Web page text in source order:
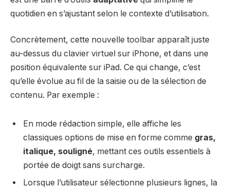
quotidien en s’ajustant selon le contexte d’utilisation.
Concrètement, cette nouvelle toolbar apparaît juste
au-dessus du clavier virtuel sur iPhone, et dans une
position équivalente sur iPad. Ce qui change, c’est
qu’elle évolue au fil de la saisie ou de la sélection de
contenu. Par exemple :
En mode rédaction simple, elle affiche les
classiques options de mise en forme comme gras,
italique, souligné, mettant ces outils essentiels à
portée de doigt sans surcharge.
Lorsque l’utilisateur sélectionne plusieurs lignes, la